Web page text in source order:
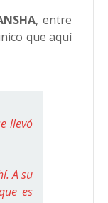
, entre
que aquí
llevó
A su
es